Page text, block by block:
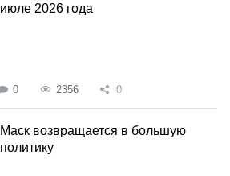
июле 2026 года
0 2356 0
Маск возвращается в большую
политику